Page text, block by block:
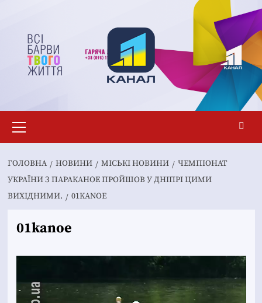
вмісту
меню
ГОЛОВНА НОВИНИ MІСЬКІ НОВИНИ
ЧЕМПІОНАТ
УКРАЇНИ З ПАРАКАНОЕ ПРОЙШОВ У ДНІПРІ ЦИМИ
ВИХІДНИМИ.
01KANOE
01kanoe